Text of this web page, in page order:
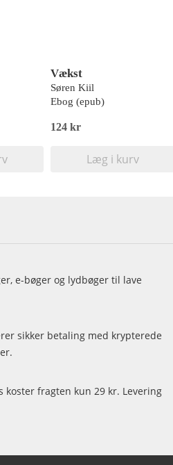
Vækst
Søren Kiil
Ebog (epub)
124 kr
Læg i kurv
e-bøger og lydbøger til lave
sikker betaling med krypterede
koster fragten kun 29 kr. Levering